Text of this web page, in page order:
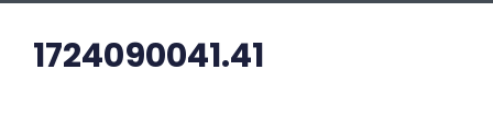
1724090041.41